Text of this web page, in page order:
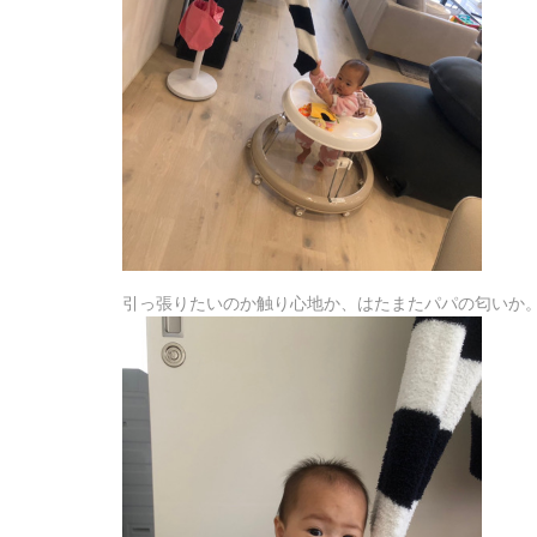
引っ張りたいのか触り心地か、はたまたパパの匂いか